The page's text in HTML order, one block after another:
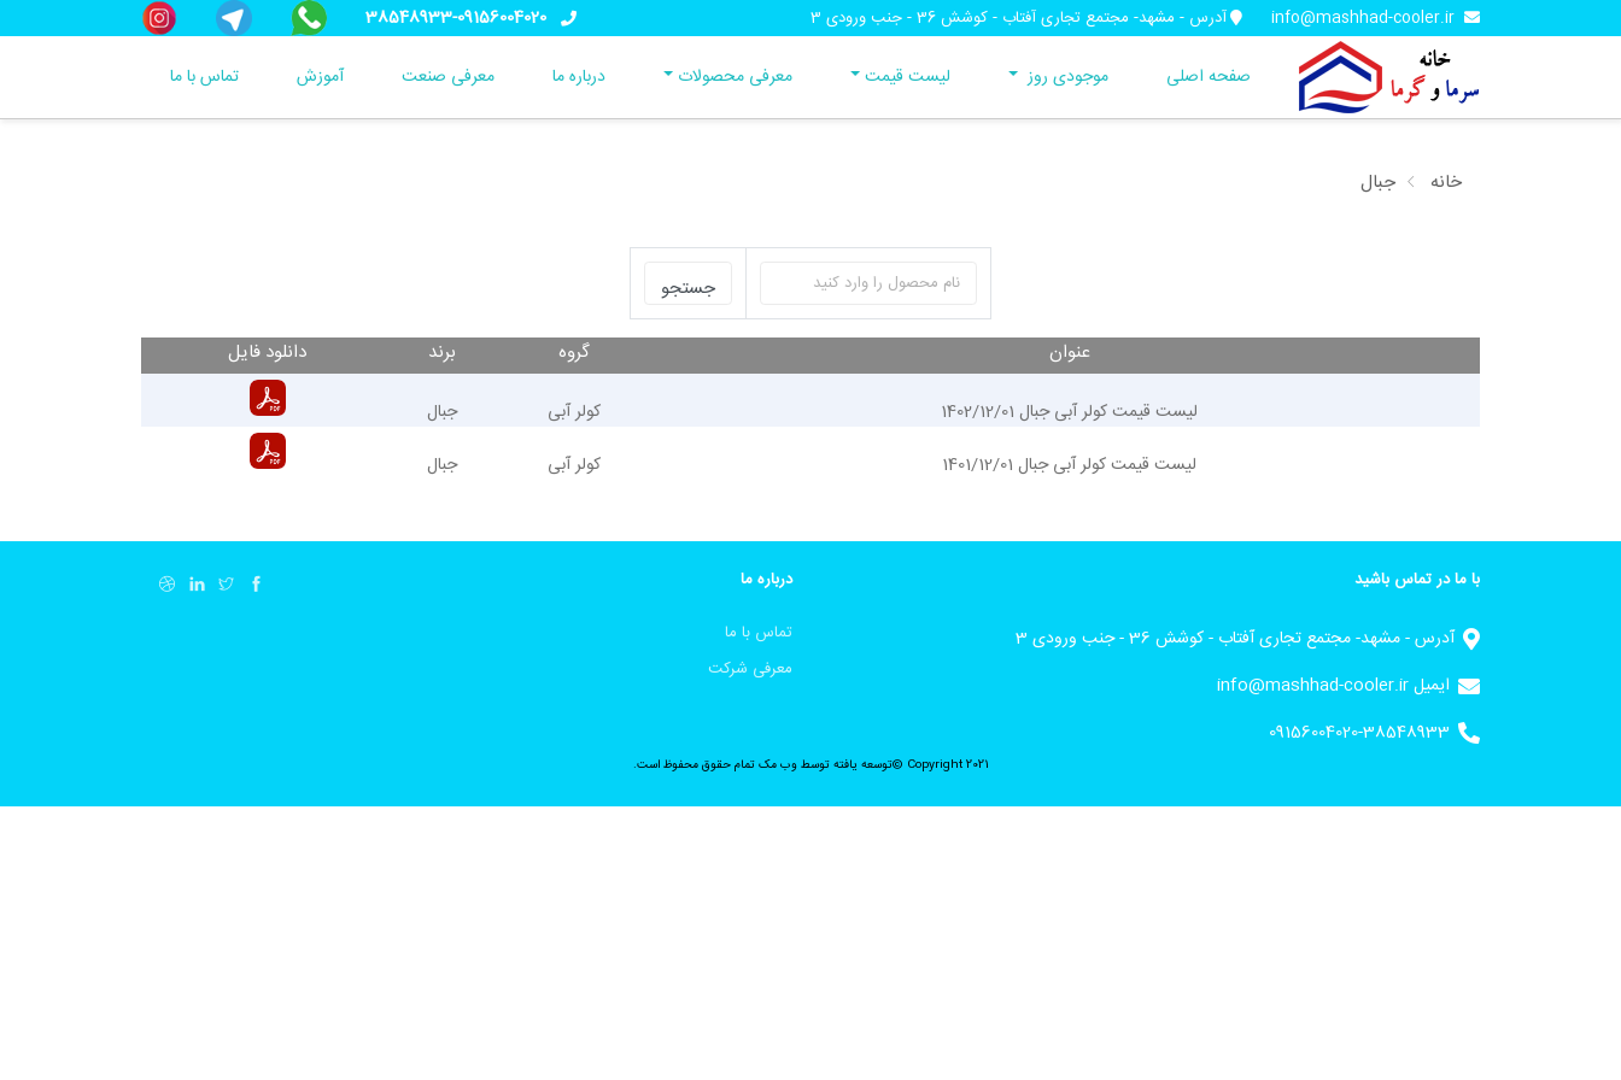
info@mashhad-cooler.ir آدرس - مشهد- مجتمع تجاری آفتاب - کوشش 36 - جنب ورودی 3 38548933-09156004020
صفحه اصلی موجودی روز لیست قیمت معرفی محصولات درباره ما معرفی صنعت آموزش تماس با ما
خانه جبال
عنوان گروه برند دانلود فایل
لیست قیمت کولر آبی جبال 1402/12/01 کولر آبی
جبال
لیست قیمت کولر آبی جبال 1401/12/01
کولر آبی جبال
با ما در تماس باشید
آدرس - مشهد- مجتمع تجاری آفتاب - کوشش 36 - جنب ورودی 3
ایمیل info@mashhad-cooler.ir
09156004020-38548933
درباره ما
تماس با ما
معرفی شرکت
Copyright 2021 ©توسعه یافته توسط وب مکتمام حقوق محفوظ است.